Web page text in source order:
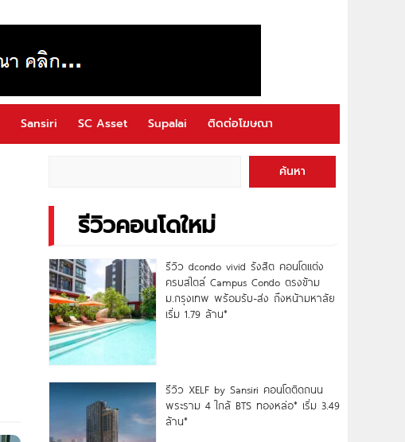
Sansiri SC Asset Supalai ติดต่อโฆษณา
ค้นหา
รีวิวคอนโดใหม่
รีวิว dcondo vivid รังสิต คอนโดแต่ง
ครบสไตล์ Campus Condo ตรงข้าม
ม.กรุงเทพ พร้อมรับ-ส่ง ถึงหน้ามหาลัย
เริ่ม 1.79 ล้าน*
รีวิว XELF by Sansiri คอนโดติดถนน
พระราม 4 ใกล้ BTS ทองหล่อ* เริ่ม 3.49
ล้าน*